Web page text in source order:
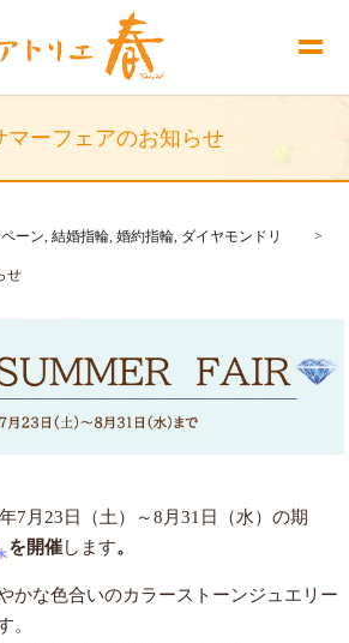
マーフェアのお知らせ
ーン ,結婚指輪 ,婚約指輪 ダイヤモンドリ
せ
7月23日（土）～8月31日（水）の期
を開催します。
かな色合いのカラーストーンジュエリー
。